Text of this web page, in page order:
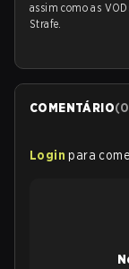
assim como as
Strafe.
COMENTÁRIO(0
Login para